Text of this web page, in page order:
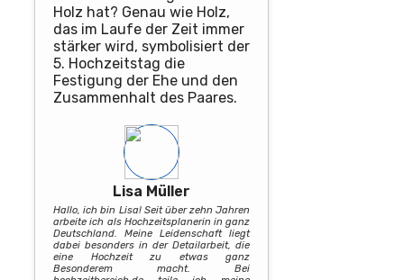
Holz hat? Genau wie Holz,
das im Laufe der Zeit immer
stärker wird, symbolisiert der
5. Hochzeitstag die
Festigung der Ehe und den
Zusammenhalt des Paares.
Lisa Müller
Hallo, ich bin Lisa! Seit über zehn Jahren
arbeite ich als Hochzeitsplanerin in ganz
Deutschland. Meine Leidenschaft liegt
dabei besonders in der Detailarbeit, die
eine Hochzeit zu etwas ganz
Besonderem macht. Bei